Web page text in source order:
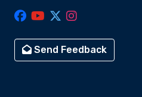
Send Feedback